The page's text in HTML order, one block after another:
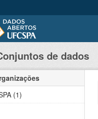
de dados
(1)